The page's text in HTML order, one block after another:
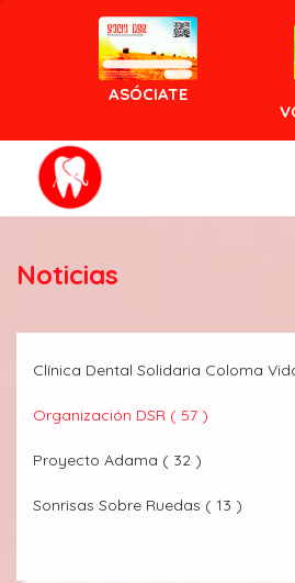
ASÓCIATE
Noticias
Clínica Dental Solidaria Coloma
Organización DSR ( 57 )
Proyecto Adama ( 32 )
Sonrisas Sobre Ruedas ( 13 )